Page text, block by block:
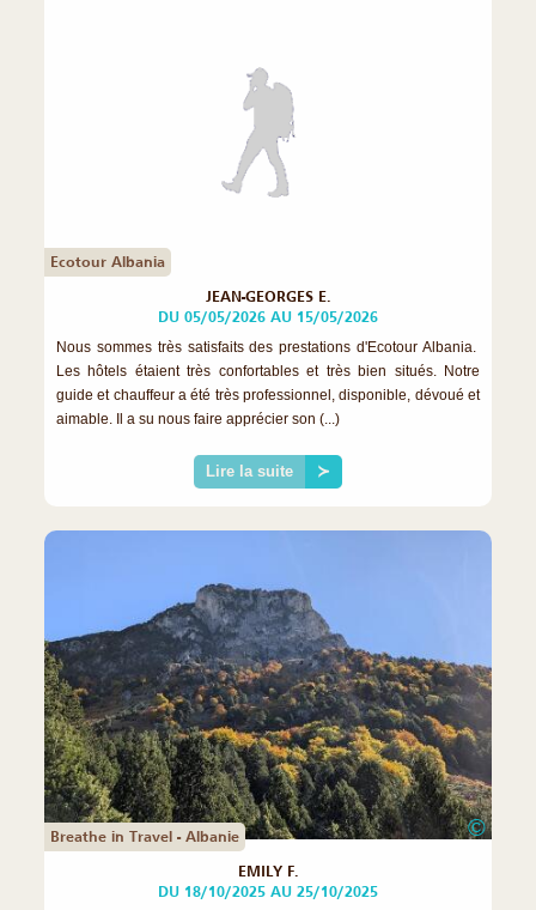
Ecotour Albania
JEAN-GEORGES E.
DU 05/05/2026 AU 15/05/2026
Nous sommes très satisfaits des prestations d'Ecotour Albania.
Les hôtels étaient très confortables et très bien situés. Notre
guide et chauffeur a été très professionnel, disponible, dévoué et
aimable. Il a su nous faire apprécier son (...)
Lire la suite ≻
Breathe in Travel - Albanie ©
EMILY F.
DU 18/10/2025 AU 25/10/2025